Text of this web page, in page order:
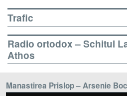
Trafic
Radio ortodox – Schitul
Athos
Manastirea Prislop – Arsenie